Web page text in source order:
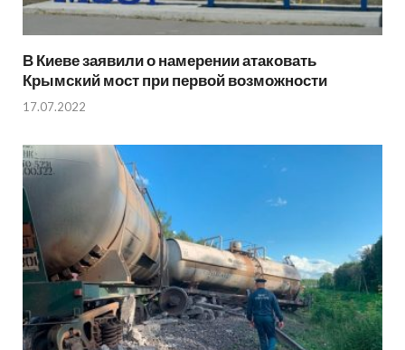
В Киеве заявили о намерении атаковать
Крымский мост при первой возможности
17.07.2022